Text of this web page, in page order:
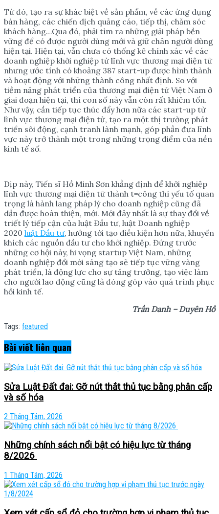
Từ đó, tạo ra sự khác biệt về sản phẩm, về các ứng dụng
bán hàng, các chiến dịch quảng cáo, tiếp thị, chăm sóc
khách hàng…Qua đó, phải tìm ra những giải pháp bền
vững để có được người dùng mới và giữ chân người dùng
hiện tại. Hiện tại, vẫn chưa có thống kê chính xác về các
doanh nghiệp khởi nghiệp từ lĩnh vực thương mại điện tử
nhưng ước tính có khoảng 387 start-up được hình thành
và hoạt động với những thành công nhất định. So với
tiềm năng phát triển của thương mại điện tử Việt Nam ở
giai đoạn hiện tại, thì con số này vẫn còn rất khiêm tốn.
Như vậy, cần tiếp tục thúc đẩy hơn nữa các start-up từ
lĩnh vực thương mại điện tử, tạo ra một thị trường phát
triển sôi động, cạnh tranh lành mạnh, góp phần đưa lĩnh
vực này trở thành một trong những trọng điểm của nền
kinh tế số.
Dịp này, Tiến sĩ Hồ Minh Sơn khẳng định để khởi nghiệp
lĩnh vực thương mại điện tử thành t=công thì yếu tố quan
trọng là hành lang pháp lý cho doanh nghiệp cũng đã
dần được hoàn thiện, mới. Mới đây nhất là sự thay đổi về
triết lý tiếp cận của luật Đầu tư, luật Doanh nghiệp
2020 luật Đầu tư, hướng tới tạo điều kiện hơn nữa, khuyến
khích các nguồn đầu tư cho khởi nghiệp. Đứng trước
những cơ hội này, hi vọng startup Việt Nam, những
doanh nghiệp đổi mới sáng tạo sẽ tiếp tục vững vàng
phát triển, là động lực cho sự tăng trưởng, tạo việc làm
cho người lao động cũng là đóng góp vào quá trình phục
hồi kinh tế.
Trần Danh – Duyên Hồ
Tags: featured
Bài viết liên quan
Sửa Luật Đất đai: Gỡ nút thắt thủ tục bằng phân cấp
và số hóa
2 Tháng Tám, 2026
Những chính sách nổi bật có hiệu lực từ tháng
8/2026
1 Tháng Tám, 2026